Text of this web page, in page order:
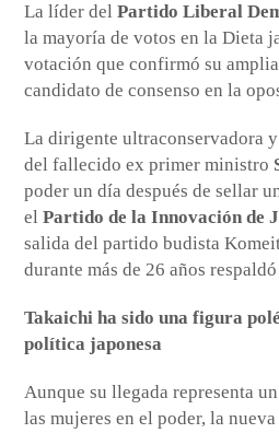
La líder delPartido Liberal
la mayoría de votos en la Dieta
votación que confirmó su
candidato de consenso en la
La dirigente ultraconservadora
del fallecido ex primer ministro
poder un día después de sellar
elPartido de la Innovación de
salida del partido budista
durante más de 26 años
Takaichi ha sido una figura
política japonesa
Aunque su llegada representa
las mujeres en el poder, la